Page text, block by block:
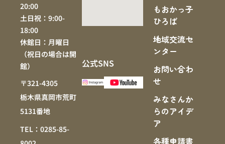
20:00
土日祝：9:00-
18:00
休館日：月曜日
（祝日の場合は開
館）
〒321-4305
栃木県真岡市荒町
5131番地
TEL：0285-85-
公式SNS
もおかっ子
ひろば
地域交流セ
ンター
お問い合わ
せ
みなさんか
らのアイデ
ア
各種申請書